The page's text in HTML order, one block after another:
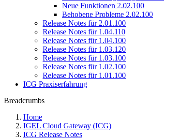
Neue Funktionen 2.02.100
Behobene Probleme 2.02.100
Release Notes für 2.01.100
Release Notes für 1.04.110
Release Notes für 1.04.100
Release Notes für 1.03.120
Release Notes für 1.03.100
Release Notes für 1.02.100
Release Notes für 1.01.100
ICG Praxiserfahrung
Breadcrumbs
Home
IGEL Cloud Gateway (ICG)
ICG Release Notes